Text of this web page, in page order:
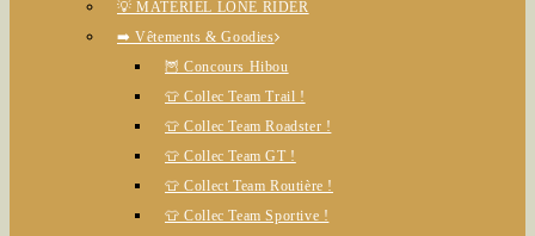
💡 MATÉRIEL LONE RIDER
➡️ Vêtements & Goodies
🦉 Concours Hibou
👕 Collec Team Trail !
👕 Collec Team Roadster !
👕 Collec Team GT !
👕 Collect Team Routière !
👕 Collec Team Sportive !